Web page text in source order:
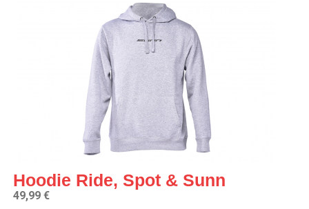
Hoodie Ride, Spot & Sunn
49,99 €